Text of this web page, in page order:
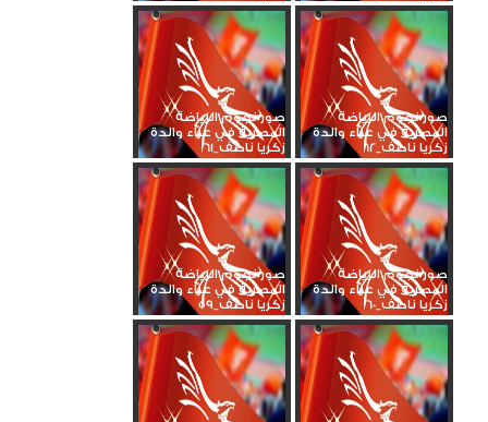
صور نجوم الرياضة
المصرية في عزاء والدة
زكريا ناصف_62
صور نجوم الرياضة
المصرية في عزاء والدة
زكريا ناصف_61
صور نجوم الرياضة
المصرية في عزاء والدة
زكريا ناصف_60
صور نجوم الرياضة
المصرية في عزاء والدة
زكريا ناصف_59